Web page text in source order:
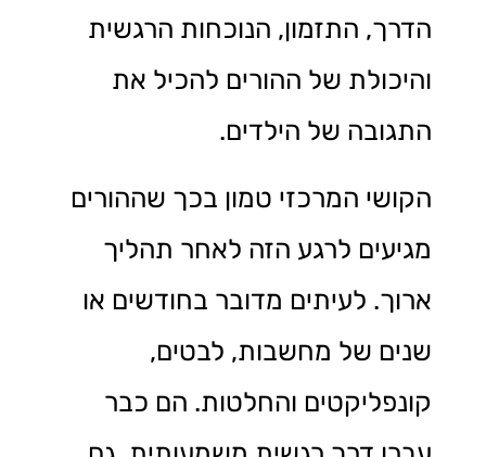
הדרך, התזמון, הנוכחות הרגשית
והיכולת של ההורים להכיל את
התגובה של הילדים.
הקושי המרכזי טמון בכך שההורים
מגיעים לרגע הזה לאחר תהליך
ארוך. לעיתים מדובר בחודשים או
שנים של מחשבות, לבטים,
קונפליקטים והחלטות. הם כבר